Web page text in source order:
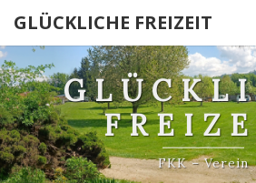
GLÜCKLICHE FREIZEIT
FKK – Verein